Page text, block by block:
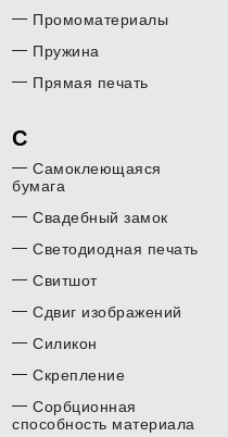
Промоматериалы
Пружина
Прямая печать
С
Самоклеющаяся
бумага
Свадебный замок
Светодиодная печать
Свитшот
Сдвиг изображений
Силикон
Скрепление
Сорбционная
способность материала